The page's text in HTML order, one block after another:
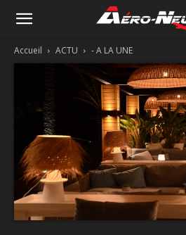
Accueil ACTU - A LA UNE